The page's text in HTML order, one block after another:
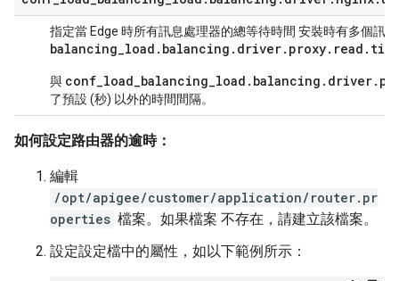
指定當 Edge 時所有訊息處理器的總等待時間 安裝時有多個訊
balancing_load . balancing . driver. proxy. read .
與
了預設 (秒) 以外的時間間隔。
如何設定路由器的逾時：
編輯
/opt/apigee/customer/application/router.pr
operties 檔案。如果檔案 不存在，請建立該檔案。
設定設定檔中的屬性，如以下範例所示：